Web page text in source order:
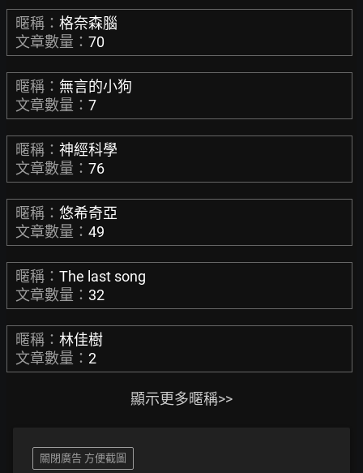
暱稱： 格奈森腦
文章數量： 70
暱稱： 無言的小狗
文章數量： 7
暱稱： 神經科學
文章數量： 76
暱稱： 悠希奇亞
文章數量： 49
暱稱： The last song
文章數量： 32
暱稱： 林佳樹
文章數量： 2
顯示更多暱稱>>
關閉廣告 方便截圖